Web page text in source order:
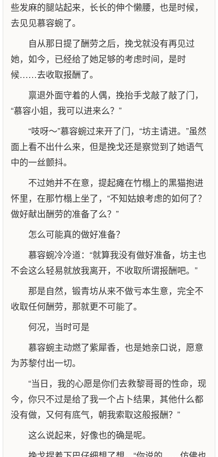
些发麻的腿站起来，长长的伸个懒腰，也是时候，
去见见慕容蜿了。
自从那日提了酬劳之后，挽戈就没有再见过
她，如今，已经给了她足够的考虑时间，是时
候……去收取报酬了。
禀退外面守着的人偶，挽抬手戈敲了敲了门，
“慕容小姐，我可以进来么？”
“吱呀～”慕容蜿过来开了门，“坊主请进。”虽然
面上看不出什么来，但是挽戈还是察觉到了她语气
中的一丝颤抖。
不过她并不在意，提起瘫在竹榻上的黑猫抱进
怀里，在那竹榻上坐了，“不知姑娘考虑的如何了？
做好献出酬劳的准备了么？”
怎么可能真的做好准备？
慕容蜿冷冷道：“就算我没有做好准备，坊主也
不会这么轻易就放我离开，不收取所谓报酬吧。”
那是自然，锻青坊从来不做亏本生意，完全不
收取任何酬劳，那就更不可能了。
何况，当时可是
慕容蜿主动燃了紫犀香，也是她亲口说，愿意
为苏黎付出一切。
“当日，我的心愿是你们去救黎哥哥的性命，现
今，你只不过是给了我一个占卜结果，其他什么都
没有做，又何有底气，朝我索取这般报酬？”
这么说起来，好像也的确是呢。